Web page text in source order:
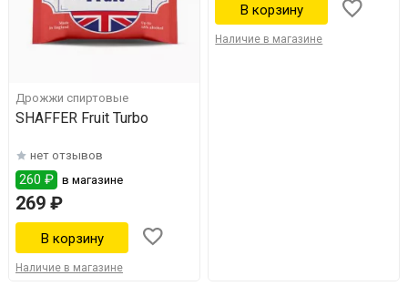
Дрожжи спиртовые
SHAFFER Fruit Turbo
нет отзывов
260 ₽ в магазине
269 ₽
Наличие в магазине
Наличие в магазине